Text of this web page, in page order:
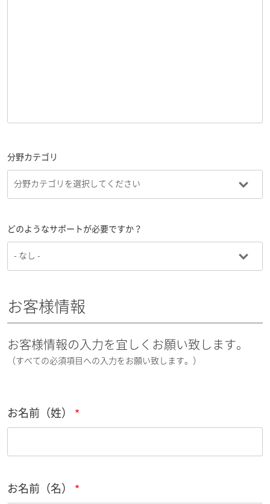
分野カテゴリ
どのようなサポートが必要ですか？
お客様情報
お客様情報の入力を宜しくお願い致します。
（すべての必須項目への入力をお願い致します。）
お名前（姓）
お名前（名）